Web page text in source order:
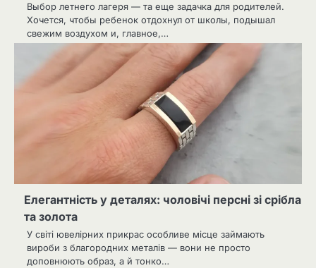
Выбор летнего лагеря — та еще задачка для родителей.
Хочется, чтобы ребенок отдохнул от школы, подышал
свежим воздухом и, главное,…
Елегантність у деталях: чоловічі персні зі срібла
та золота
У світі ювелірних прикрас особливе місце займають
вироби з благородних металів — вони не просто
доповнюють образ, а й тонко…